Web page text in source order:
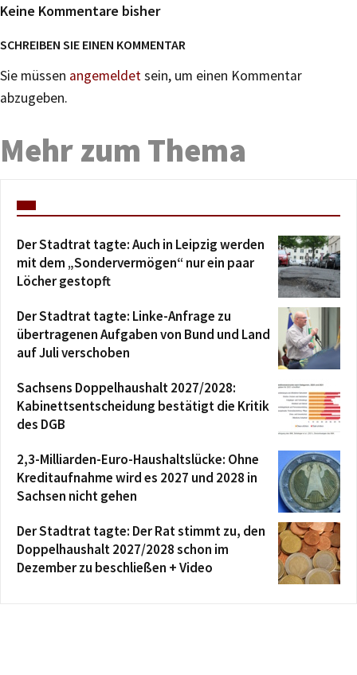
Keine Kommentare bisher
SCHREIBEN SIE EINEN KOMMENTAR
Sie müssen angemeldetsein, um einen Kommentar
abzugeben.
Mehr zum Thema
Der Stadtrat tagte: Auch in Leipzig werden
mit dem „Sondervermögen“ nur ein paar
Löcher gestopft
Der Stadtrat tagte: Linke-Anfrage zu
übertragenen Aufgaben von Bund und Land
auf Juli verschoben
Sachsens Doppelhaushalt 2027/2028:
Kabinettsentscheidung bestätigt die Kritik
des DGB
2,3-Milliarden-Euro-Haushaltslücke: Ohne
Kreditaufnahme wird es 2027 und 2028 in
Sachsen nicht gehen
Der Stadtrat tagte: Der Rat stimmt zu, den
Doppelhaushalt 2027/2028 schon im
Dezember zu beschließen + Video